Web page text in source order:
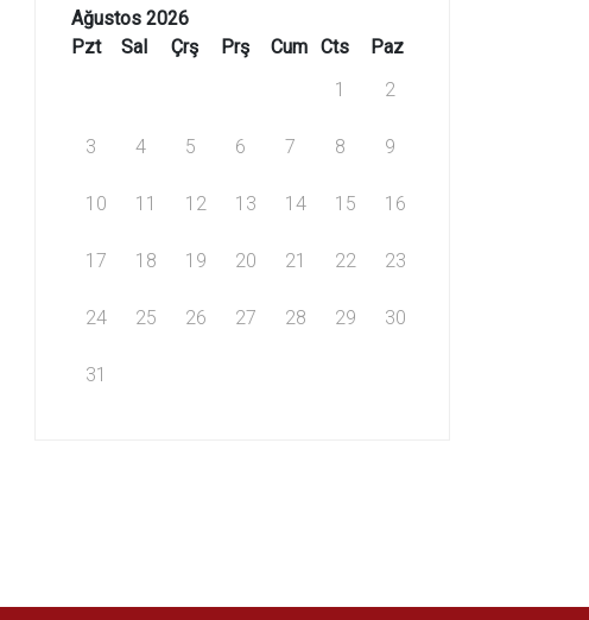
Ağustos 2026
Pzt
Sal Çrş Prş Cum Cts
Paz
1
2
3 4 5 6 7 8 9
10 11 12 13 14 15 16
17 18 19 20 21 22 23
24 25 26 27 28 29 30
31